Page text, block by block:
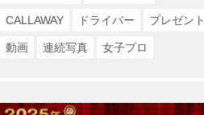
CALLAWAY ドライバー プレゼント
動画 連続写真 女子プロ